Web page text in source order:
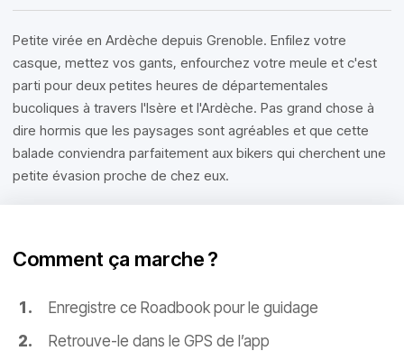
Petite virée en Ardèche depuis Grenoble. Enfilez votre
casque, mettez vos gants, enfourchez votre meule et c'est
parti pour deux petites heures de départementales
bucoliques à travers l'Isère et l'Ardèche. Pas grand chose à
dire hormis que les paysages sont agréables et que cette
balade conviendra parfaitement aux bikers qui cherchent une
petite évasion proche de chez eux.
Comment ça marche ?
Enregistre ce Roadbook pour le guidage
Retrouve-le dans le GPS de l’app